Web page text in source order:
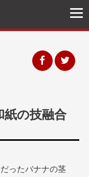
の技融合
ったバナナの茎